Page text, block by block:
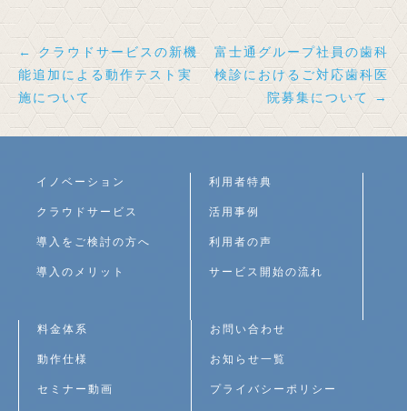
投
稿
ナ
ビ
ー
ン
← クラウドサービスの新機
能追加による動作テスト実
施について
富士通グループ社員の歯科
検診におけるご対応歯科医
院募集について →
イノベーション
クラウドサービス
導入をご検討の方へ
導入のメリット
利用者特典
活用事例
利用者の声
サービス開始の流れ
料金体系
動作仕様
セミナー動画
お問い合わせ
お知らせ一覧
プライバシーポリシー